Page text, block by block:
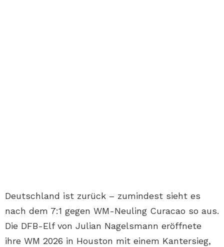
Deutschland ist zurück – zumindest sieht es
nach dem 7:1 gegen WM-Neuling Curacao so aus.
Die DFB-Elf von Julian Nagelsmann eröffnete
ihre WM 2026 in Houston mit einem Kantersieg,